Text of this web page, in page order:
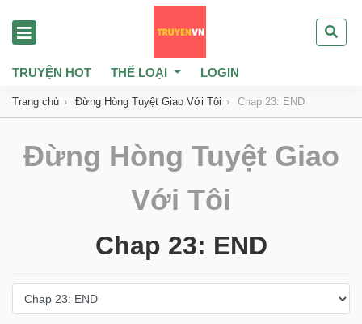
TRUYỆN HOT THỂ LOẠI LOGIN
Trang chủ Đừng Hòng Tuyệt Giao Với Tôi Chap 23: END
Đừng Hòng Tuyệt Giao
Với Tôi
Chap 23: END